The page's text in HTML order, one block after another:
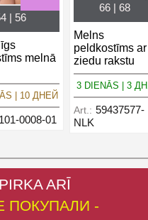
| 56
melnā
| 10 ДНЕЙ
0008-01
66 | 68
Melns
peldkostīms ar
ziedu rakstu
3 DIENĀS | 3
Art.: 59437577-
NLK
ARĪ
ПОКУПАЛИ -